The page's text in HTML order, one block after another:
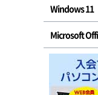
Windows 11
Microsoft